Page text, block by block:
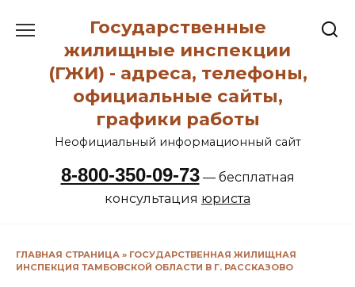
содержанию
Государственные
жилищные инспекции
(ГЖИ) - адреса, телефоны,
официальные сайты,
графики работы
Неофициальный информационный сайт
8-800-350-09-73— бесплатная
консультация юриста
ГЛАВНАЯ СТРАНИЦА » ГОСУДАРСТВЕННАЯ ЖИЛИЩНАЯ
ИНСПЕКЦИЯ ТАМБОВСКОЙ ОБЛАСТИ В Г. РАССКАЗОВО